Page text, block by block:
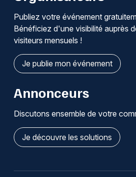
Publiez votre événement
Bénéficiez d'une visibilité auprès
visiteurs mensuels !
Je publie mon événement
Annonceurs
Discutons ensemble de votre
Je découvre les solutions